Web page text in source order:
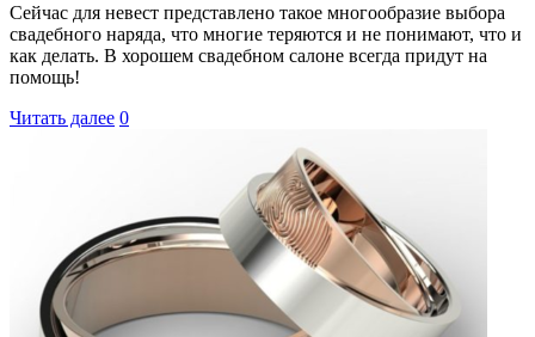
Сейчас для невест представлено такое многообразие выбора
свадебного наряда, что многие теряются и не понимают, что и
как делать. В хорошем свадебном салоне всегда придут на
помощь!
Читать далее 0